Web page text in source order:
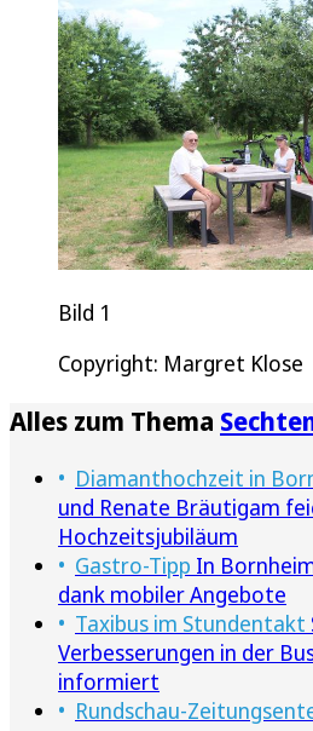
Bild 1
Copyright: Margret Klose
Alles zum Thema
Diamanthochzeit in
und Renate Bräutigam
Hochzeitsjubiläum
Gastro-Tipp In
dank mobiler Angebote
Taxibus im Stundentakt
Verbesserungen in der
informiert
Rundschau-